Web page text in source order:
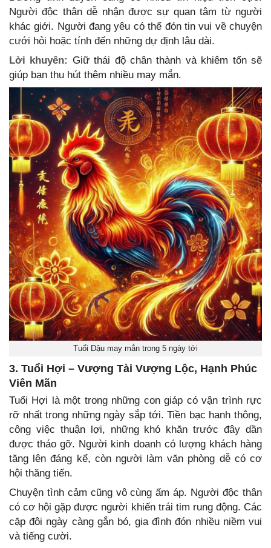
Người độc thân dễ nhận được sự quan tâm từ người
khác giới. Người đang yêu có thể đón tin vui về chuyện
cưới hỏi hoặc tính đến những dự định lâu dài.
Lời khuyên: Giữ thái độ chân thành và khiêm tốn sẽ
giúp bạn thu hút thêm nhiều may mắn.
Tuổi Dậu may mắn trong 5 ngày tới
3. Tuổi Hợi – Vượng Tài Vượng Lộc, Hạnh Phúc
Viên Mãn
Tuổi Hợi là một trong những con giáp có vận trình rực
rỡ nhất trong những ngày sắp tới. Tiền bạc hanh thông,
công việc thuận lợi, những khó khăn trước đây dần
được tháo gỡ. Người kinh doanh có lượng khách hàng
tăng lên đáng kể, còn người làm văn phòng dễ có cơ
hội thăng tiến.
Chuyện tình cảm cũng vô cùng ấm áp. Người độc thân
có cơ hội gặp được người khiến trái tim rung động. Các
cặp đôi ngày càng gắn bó, gia đình đón nhiều niềm vui
và tiếng cười.